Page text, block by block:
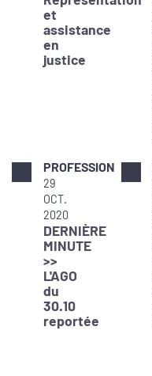
et
assistance
en
justice
PROFESSION
29
OCT.
2020
DERNIÈRE
MINUTE
>>
L'AGO
du
30.10
reportée